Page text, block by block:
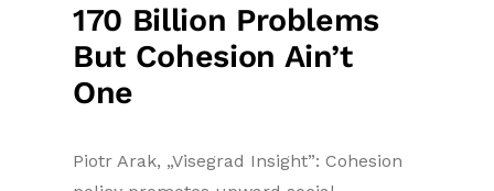
170 Billion Problems
But Cohesion Ain’t
One
Piotr Arak, „Visegrad Insight”: Cohesion